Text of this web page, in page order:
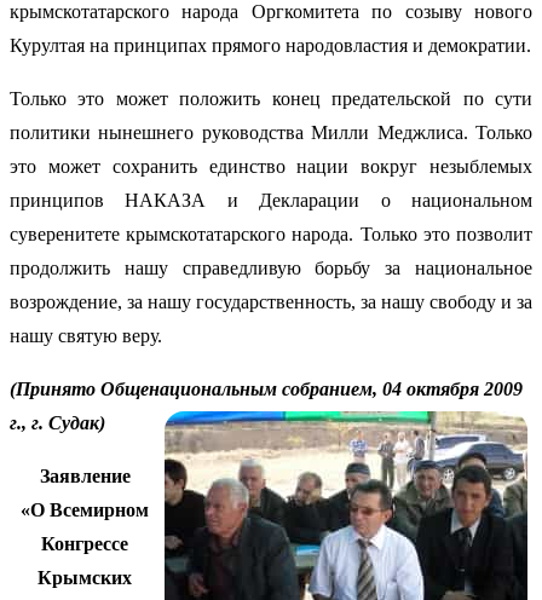
крымскотатарского народа Оргкомитета по созыву нового
Курултая на принципах прямого народовластия и демократии.
Только это может положить конец предательской по сути
политики нынешнего руководства Милли Меджлиса. Только
это может сохранить единство нации вокруг незыблемых
принципов НАКАЗА и Декларации о национальном
суверенитете крымскотатарского народа. Только это позволит
продолжить нашу справедливую борьбу за национальное
возрождение, за нашу государственность, за нашу свободу и за
нашу святую веру.
(Принято Общенациональным собранием, 04 октября 2009
г., г. Судак)
Заявление
«О Всемирном
Конгрессе
Крымских